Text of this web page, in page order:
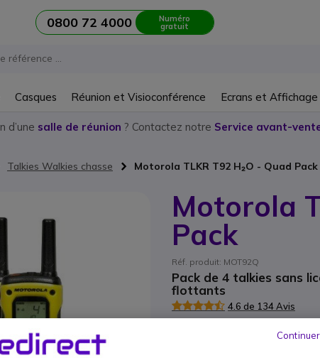
0800 72 4000 Numéro
gratuit
Casques Réunion et Visioconférence Ecrans et
d’une salle de réunion ? Contactez notre Service avant-
Talkies Walkies chasse Motorola TLKR T92 H₂O - Quad Pack
Motorola
Pack
Réf. produit: MOT92Q
Pack de 4 talkies sans
flottants
4.6 de 134 Avis
ÉCONOMISEZ 92,86 €